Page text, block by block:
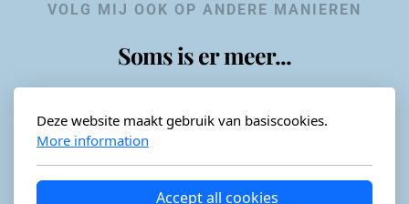
VOLG MIJ OOK OP ANDERE MANIEREN
Soms is er meer...
Horeca-advies
Deze website maakt gebruik van basiscookies.
More information
Accept all cookies